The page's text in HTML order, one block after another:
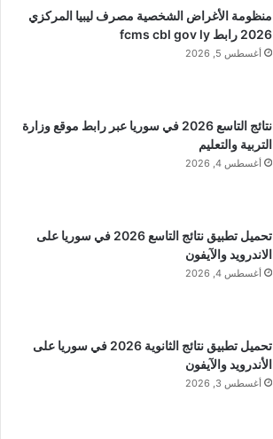
منظومة الأغراض الشخصية مصرف ليبيا المركزي
2026 رابط fcms cbl gov ly
أغسطس 5, 2026
نتائج التاسع 2026 في سوريا عبر رابط موقع وزارة
التربية والتعليم
أغسطس 4, 2026
تحميل تطبيق نتائج التاسع 2026 في سوريا على
الاندرويد والآيفون
أغسطس 4, 2026
تحميل تطبيق نتائج الثانوية 2026 في سوريا على
الأندرويد والآيفون
أغسطس 3, 2026